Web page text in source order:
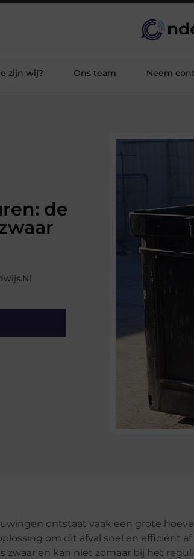
zijn wij? Ons team Neem
de
ontstaat vaak een grote
om dit afval snel en efficiënt
zwaar en kan niet zomaar bij het